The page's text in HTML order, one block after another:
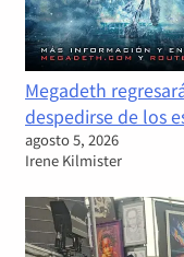
Megadeth
despedirse de los
agosto 5, 2026
Irene Kilmister